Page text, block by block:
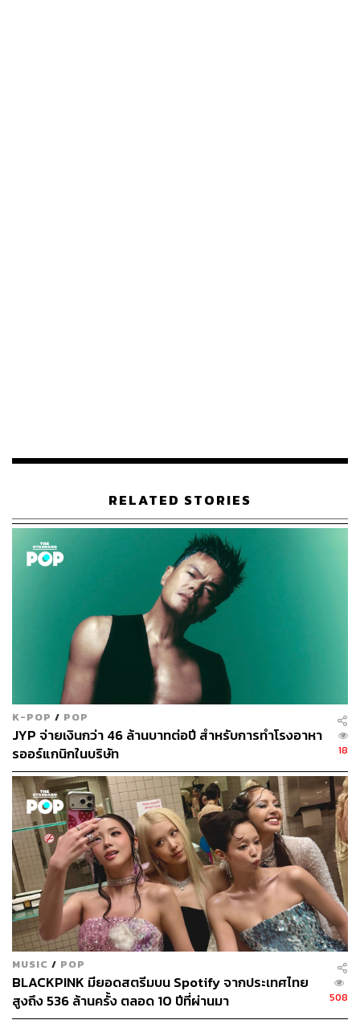
TAGS: ภาพยนตร์ต่างประเทศ
Deadpool & Wolverine
JYP Entertainment
Ryan Reynolds
Wolverine
Hugh Jackman
1.1K
ภัทรณกัญ อนันเต่า
กองบรรณาธิการคัลเจอร์ สำนักข่าว THE
STANDARD
RELATED STORIES
K-POP / POP
JYP จ่ายเงินกว่า 46 ล้านบาทต่อปี สำหรับการทำโรงอาหา
รออร์แกนิกในบริษัท
18
MUSIC / POP
BLACKPINK มียอดสตรีมบน Spotify จากประเทศไทย
สูงถึง 536 ล้านครั้ง ตลอด 10 ปีที่ผ่านมา
508